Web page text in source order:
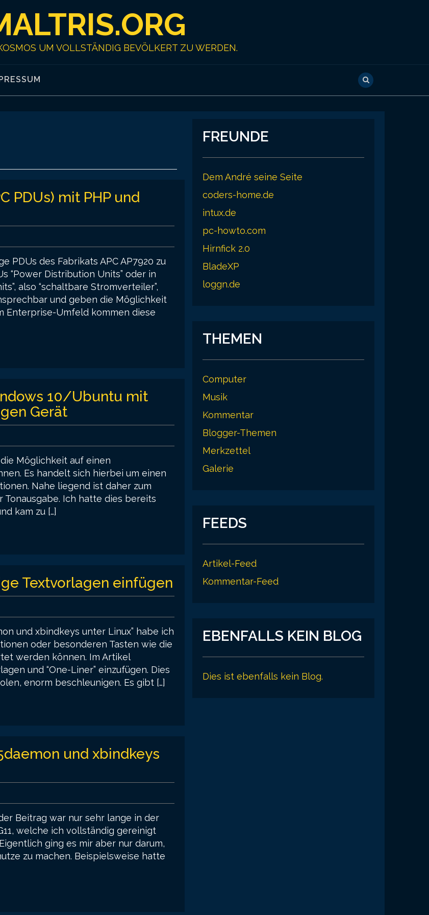
UM VOLLSTÄNDIG BEVÖLKERT ZU WERDEN.
PDUs) mit PHP und
PDUs des Fabrikats APC AP7920 zu
“Power Distribution Units” oder in
also “schaltbare Stromverteiler”,
und geben die Möglichkeit
Enterprise-Umfeld kommen diese
10/Ubuntu mit
Gerät
Möglichkeit auf einen
Es handelt sich hierbei um einen
Nahe liegend ist daher zum
Tonausgabe. Ich hatte dies bereits
kam zu […]
Textvorlagen einfügen
und xbindkeys unter Linux” habe ich
oder besonderen Tasten wie die
werden können. Im Artikel
und “One-Liner” einzufügen. Dies
enorm beschleunigen. Es gibt […]
und xbindkeys
Beitrag war nur sehr lange in der
welche ich vollständig gereinigt
ging es mir aber nur darum,
zu machen. Beispielsweise hatte
FREUNDE
Dem André seine Seite
coders-home.de
intux.de
pc-howto.com
Hirnfick 2.0
BladeXP
loggn.de
THEMEN
Computer
Musik
Kommentar
Blogger-Themen
Merkzettel
Galerie
FEEDS
Artikel-Feed
Kommentar-Feed
EBENFALLS KEIN BLOG
Dies ist ebenfalls kein Blog.